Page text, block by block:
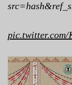
pic.twitter.com/